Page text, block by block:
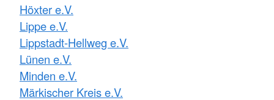
Höxter e.V.
Lippe e.V.
Lippstadt-Hellweg e.V.
Lünen e.V.
Minden e.V.
Märkischer Kreis e.V.